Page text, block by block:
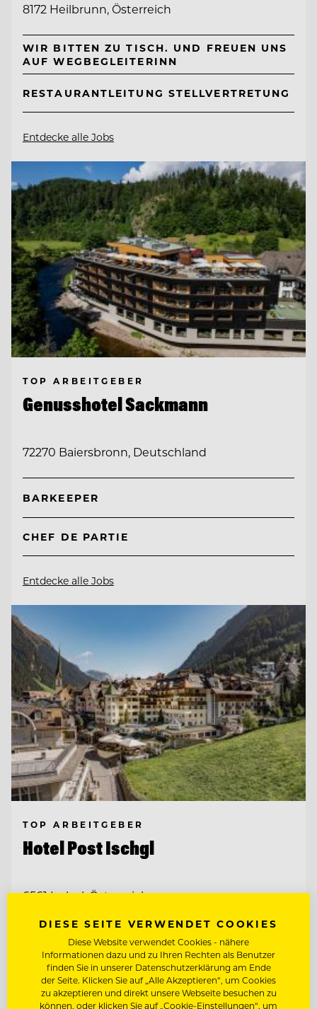
8172 Heilbrunn, Österreich
WIR BITTEN ZU TISCH. UND FREUEN UNS
AUF WEGBEGLEITERINN
RESTAURANTLEITUNG STELLVERTRETUNG
Entdecke alle Jobs
TOP ARBEITGEBER
Genusshotel Sackmann
72270 Baiersbronn, Deutschland
BARKEEPER
CHEF DE PARTIE
Entdecke alle Jobs
TOP ARBEITGEBER
Hotel Post Ischgl
6561 Ischgl, Österreich
RESTAURANTLEITER (M/W/D)
ZAHLKELLNER (M/W/D)
DIESE SEITE VERWENDET COOKIES
Diese Website verwendet Cookies - nähere
Informationen dazu und zu Ihren Rechten als Benutzer
finden Sie in unserer Datenschutzerklärung am Ende
der Seite. Klicken Sie auf „Alle Akzeptieren“, um Cookies
zu akzeptieren und direkt unsere Webseite besuchen zu
können, oder klicken Sie auf „Cookie-Einstellungen“, um